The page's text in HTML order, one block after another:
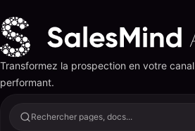
Transformez la prospection en votre
performant.
Rechercher pages, docs...